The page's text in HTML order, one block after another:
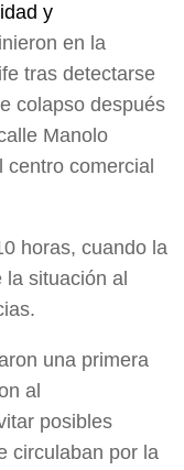
y
en la
tras detectarse
colapso después
Manolo
comercial
horas, cuando la
situación al
una primera
al
posibles
circulaban por la